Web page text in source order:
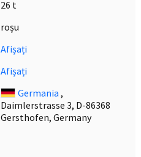
26 t
roșu
Afișați
Afișați
Germania ,
Daimlerstrasse 3, D-86368
Gersthofen, Germany